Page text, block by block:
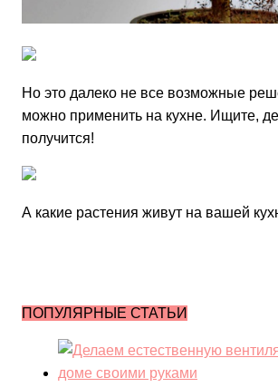
Но это далеко не все возможные
можно применить на кухне. Ищите,
получится!
А какие растения живут на вашей
ПОПУЛЯРНЫЕ СТАТЬИ